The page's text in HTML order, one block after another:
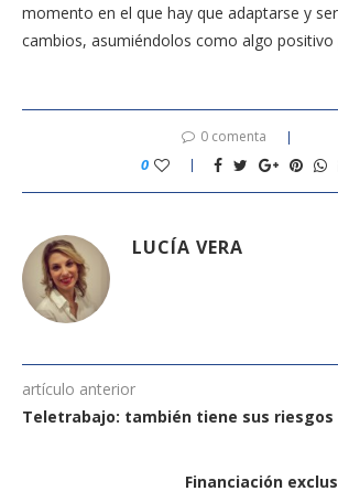
momento en el que hay que adaptarse y
cambios, asumiéndolos como algo positivo
0 comenta
0
LUCÍA VERA
artículo anterior
Teletrabajo: también tiene sus riesgos
Financiación